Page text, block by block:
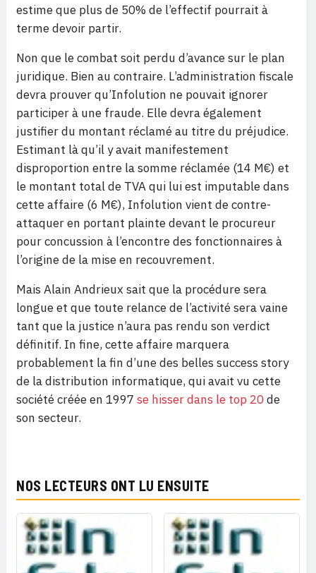
estime que plus de 50% de l’effectif pourrait à
terme devoir partir.
Non que le combat soit perdu d’avance sur le plan
juridique. Bien au contraire. L’administration fiscale
devra prouver qu’Infolution ne pouvait ignorer
participer à une fraude. Elle devra également
justifier du montant réclamé au titre du préjudice.
Estimant là qu’il y avait manifestement
disproportion entre la somme réclamée (14 M€) et
le montant total de TVA qui lui est imputable dans
cette affaire (6 M€), Infolution vient de contre-
attaquer en portant plainte devant le procureur
pour concussion à l’encontre des fonctionnaires à
l’origine de la mise en recouvrement.
Mais Alain Andrieux sait que la procédure sera
longue et que toute relance de l’activité sera vaine
tant que la justice n’aura pas rendu son verdict
définitif. In fine, cette affaire marquera
probablement la fin d’une des belles success story
de la distribution informatique, qui avait vu cette
société créée en 1997 se hisser dans le top 20 de
son secteur.
NOS LECTEURS ONT LU ENSUITE